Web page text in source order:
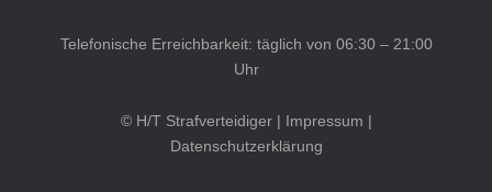
Telefonische Erreichbarkeit: täglich von 06:30 – 21:00
Uhr
© H/T Strafverteidiger | Impressum |
Datenschutzerklärung